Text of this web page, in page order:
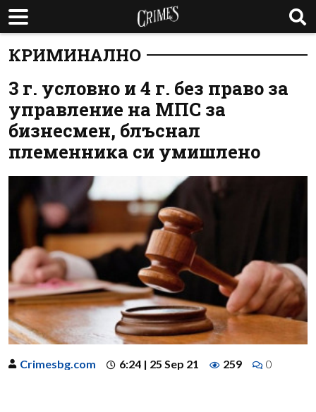
КРИМИНАЛНО
3 г. условно и 4 г. без право за
управление на МПС за
бизнесмен, блъснал
племенника си умишлено
Crimesbg.com 6:24 | 25 Sep 21 259 0